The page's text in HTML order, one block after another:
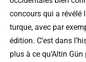
concours qui a révélé
turque, avec par
édition. C’est dans
plus à ce qu’Altin